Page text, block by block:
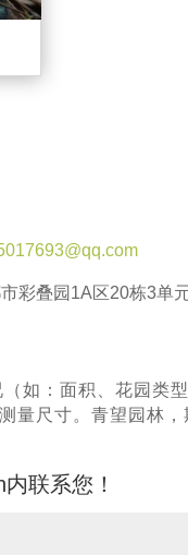
彩叠园1A区20栋3单
如：面积、花园类
尺寸。青望园林，
联系您！